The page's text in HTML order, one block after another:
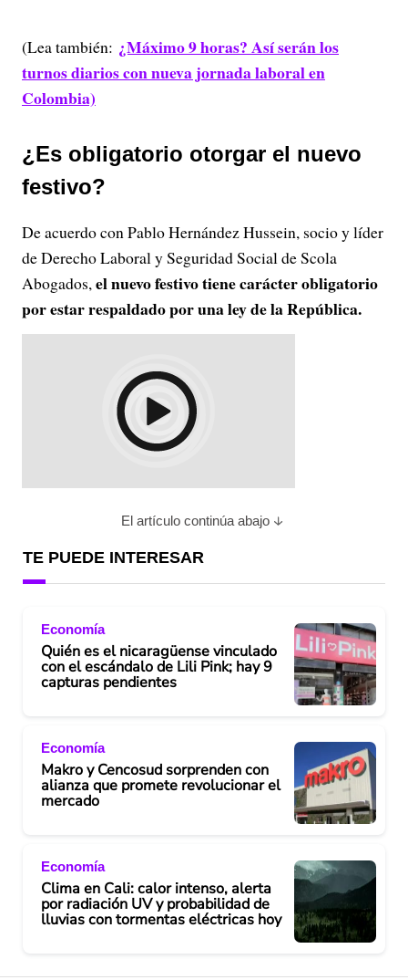
(Lea también: ¿Máximo 9 horas? Así serán los
turnos diarios con nueva jornada laboral en
Colombia)
¿Es obligatorio otorgar el nuevo
festivo?
De acuerdo con Pablo Hernández Hussein, socio y líder
de Derecho Laboral y Seguridad Social de Scola
Abogados,el nuevo festivo tiene carácter obligatorio
por estar respaldado por una ley de la República.
El artículo continúa abajo
TE PUEDE INTERESAR
Economía
Quién es el nicaragüense vinculado
con el escándalo de Lili Pink; hay 9
capturas pendientes
Economía
Makro y Cencosud sorprenden con
alianza que promete revolucionar el
mercado
Economía
Clima en Cali: calor intenso, alerta
por radiación UV y probabilidad de
lluvias con tormentas eléctricas hoy